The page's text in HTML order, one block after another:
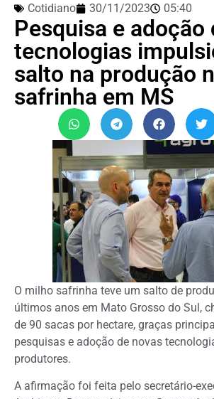
Cotidiano 30/11/2023 05:40
Pesquisa e adoção
tecnologias
salto na produção
safrinha em MS
O milho safrinha teve um salto de
últimos anos em Mato Grosso do Sul,
de 90 sacas por hectare, graças
pesquisas e adoção de novas
produtores.
A afirmação foi feita pelo secretário-